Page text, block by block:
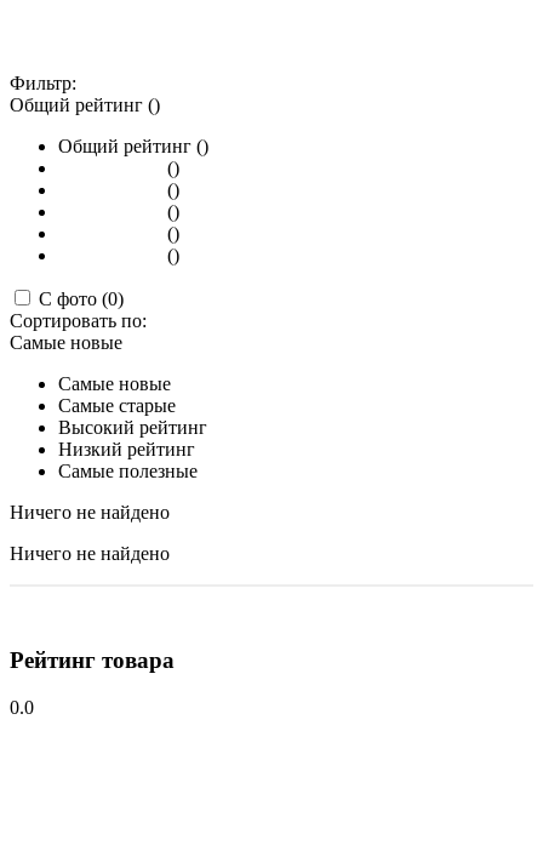
Фильтр:
Общий рейтинг ()
Общий рейтинг ()
()
()
()
()
()
С фото (0)
Сортировать по:
Самые новые
Самые новые
Самые старые
Высокий рейтинг
Низкий рейтинг
Самые полезные
Ничего не найдено
Ничего не найдено
Рейтинг товара
0.0